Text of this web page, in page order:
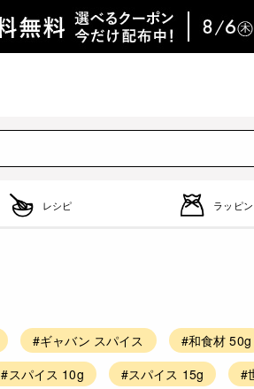
レシピ ラッピ
#ギャバン スパイス
#和食材 50g
#スパイス 10g #スパイス 15g
#